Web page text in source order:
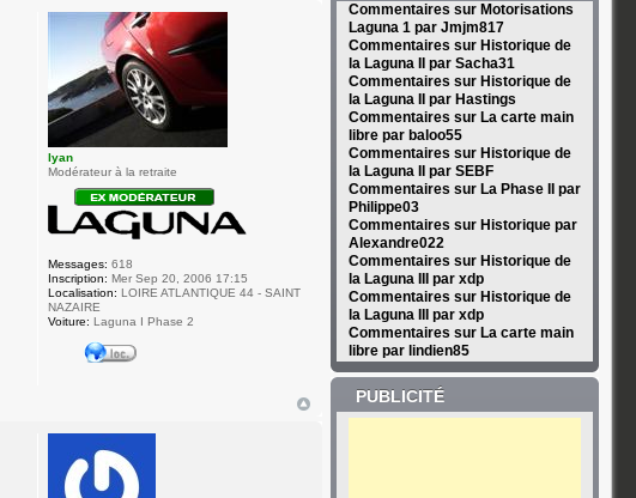
lyan
Modérateur à la retraite
Messages: 618
Inscription: Mer Sep 20, 2006 17:15
Localisation: LOIRE ATLANTIQUE 44 - SAINT
NAZAIRE
Voiture: Laguna I Phase 2
Commentaires sur Motorisations
Laguna 1 par Jmjm817
Commentaires sur Historique de
la Laguna II par Sacha31
Commentaires sur Historique de
la Laguna II par Hastings
Commentaires sur La carte main
libre par baloo55
Commentaires sur Historique de
la Laguna II par SEBF
Commentaires sur La Phase II par
Philippe03
Commentaires sur Historique par
Alexandre022
Commentaires sur Historique de
la Laguna III par xdp
Commentaires sur Historique de
la Laguna III par xdp
Commentaires sur La carte main
libre par lindien85
PUBLICITÉ